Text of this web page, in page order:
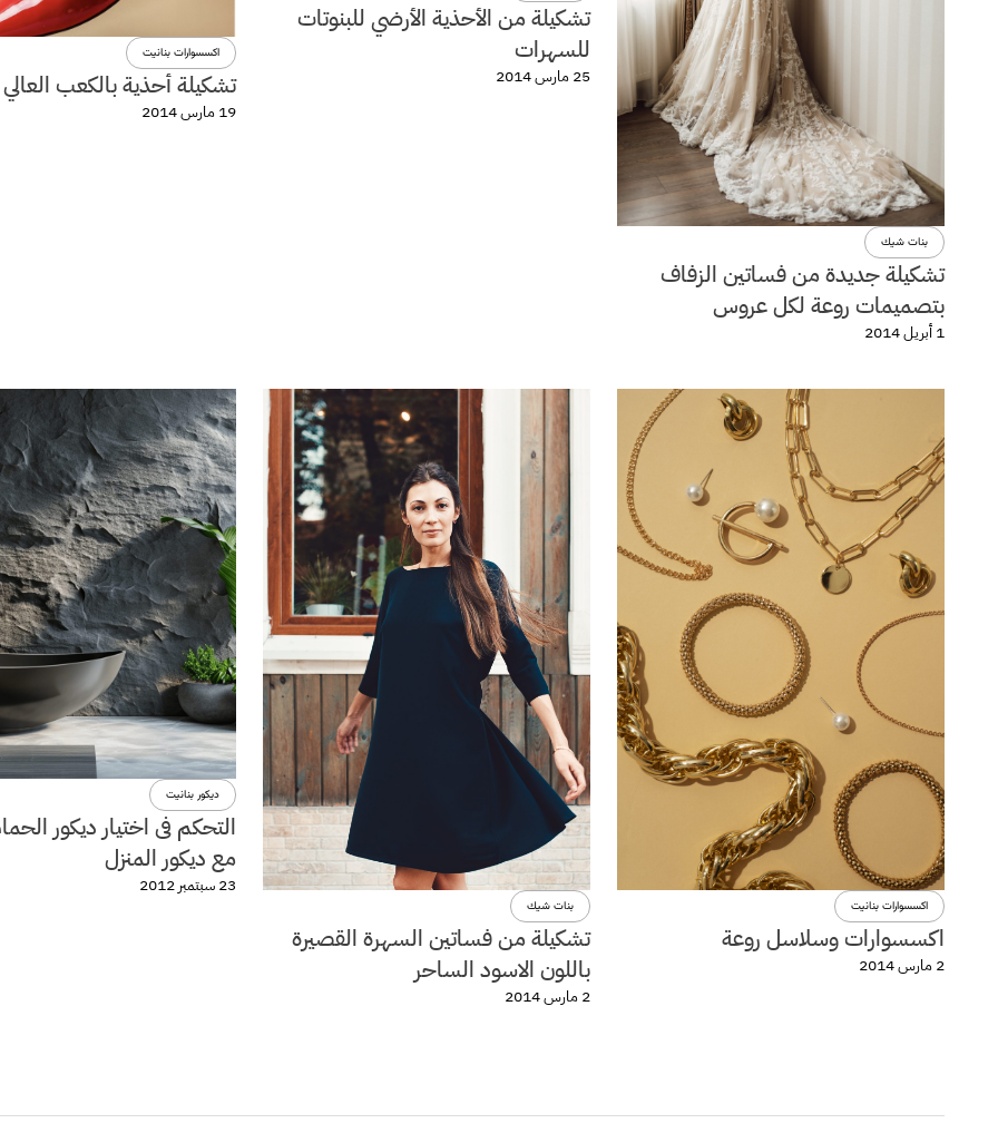
بنات شيك
تشكيلة جديدة من فساتين الزفاف
بتصميمات روعة لكل عروس
1 أبريل 2014
تشكيلة من الأحذية الأرضي للبنوتات
للسهرات
25 مارس 2014
اكسسوارات بنانيت
تشكيلة أحذية بالكعب العالي
19 مارس 2014
اكسسوارات بنانيت
اكسسوارات وسلاسل روعة
2 مارس 2014
بنات شيك
تشكيلة من فساتين السهرة القصيرة
باللون الاسود الساحر
2 مارس 2014
ديكور بنانيت
التحكم فى اختيار ديكور
مع ديكور المنزل
23 سبتمبر 2012